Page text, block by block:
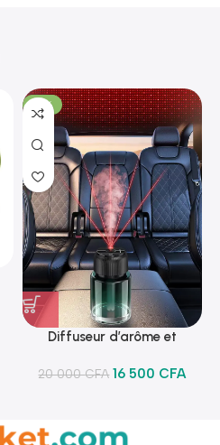
-18%
Diffuseur d’arôme et
20 000CFA 16 500 CFA